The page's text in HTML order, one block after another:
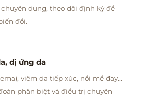
chuyên dụng, theo dõi định kỳ để
đổi.
dị ứng da
viêm da tiếp xúc, nổi mề đay...
phân biệt và điều trị chuyên